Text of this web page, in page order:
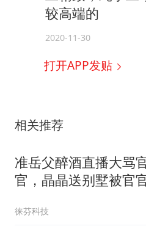
较高端的
2020-11-30
打开APP发贴
相关推荐
准岳父醉酒直播大骂
官，晶晶送别墅被官
徕芬科技